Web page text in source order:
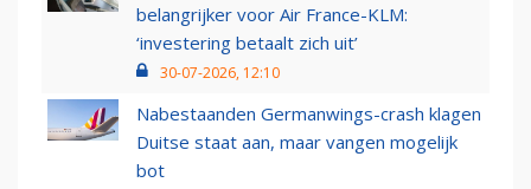
belangrijker voor Air France-KLM:
‘investering betaalt zich uit’
30-07-2026, 12:10
Nabestaanden Germanwings-crash klagen
Duitse staat aan, maar vangen mogelijk
bot